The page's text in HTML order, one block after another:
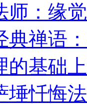
师：缘
典禅语
的基础
埵忏悔